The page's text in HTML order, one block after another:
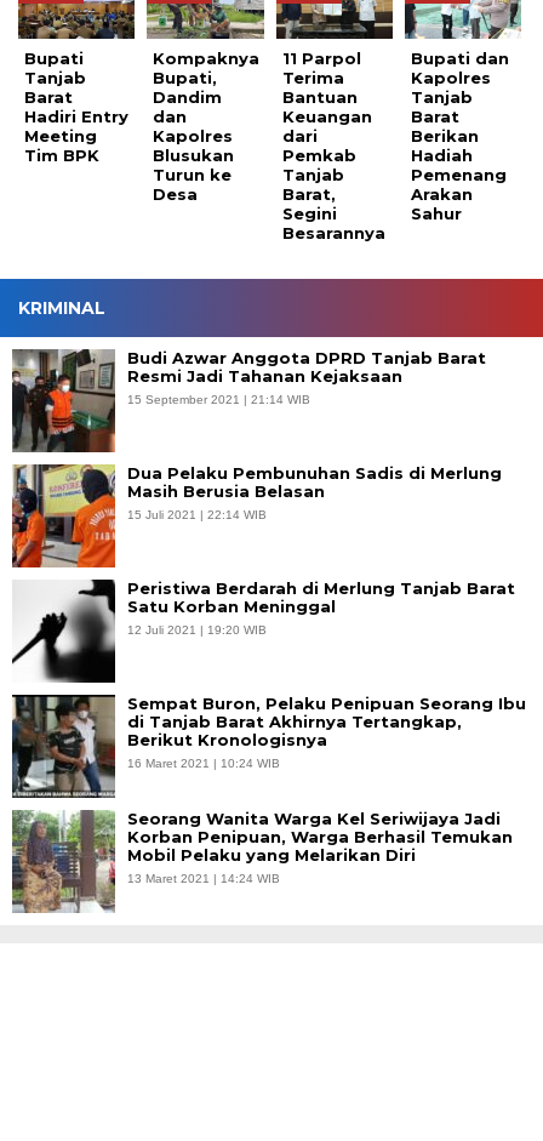
Bupati
Tanjab
Barat
Hadiri Entry
Meeting
Tim BPK
Kompaknya
Bupati,
Dandim
dan
Kapolres
Blusukan
Turun ke
Desa
11 Parpol
Terima
Bantuan
Keuangan
dari
Pemkab
Tanjab
Barat,
Segini
Besarannya
Bupati dan
Kapolres
Tanjab
Barat
Berikan
Hadiah
Pemenang
Arakan
Sahur
KRIMINAL
Budi Azwar Anggota DPRD Tanjab Barat
Resmi Jadi Tahanan Kejaksaan
15 September 2021 | 21:14 WIB
Dua Pelaku Pembunuhan Sadis di Merlung
Masih Berusia Belasan
15 Juli 2021 | 22:14 WIB
Peristiwa Berdarah di Merlung Tanjab Barat
Satu Korban Meninggal
12 Juli 2021 | 19:20 WIB
Sempat Buron, Pelaku Penipuan Seorang Ibu
di Tanjab Barat Akhirnya Tertangkap,
Berikut Kronologisnya
16 Maret 2021 | 10:24 WIB
Seorang Wanita Warga Kel Seriwijaya Jadi
Korban Penipuan, Warga Berhasil Temukan
Mobil Pelaku yang Melarikan Diri
13 Maret 2021 | 14:24 WIB